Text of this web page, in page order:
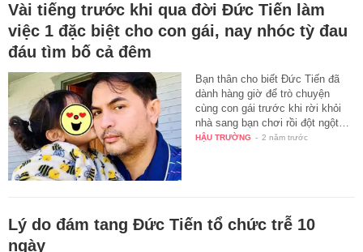
Vài tiếng trước khi qua đời Đức Tiến làm
việc 1 đặc biệt cho con gái, nay nhóc tỳ đau
đáu tìm bố cả đêm
Bạn thân cho biết Đức Tiến đã
dành hàng giờ để trò chuyện
cùng con gái trước khi rời khỏi
nhà sang bạn chơi rồi đột ngột…
HẬU TRƯỜNG - 2 năm trước
Lý do đám tang Đức Tiến tổ chức trễ 10
ngày